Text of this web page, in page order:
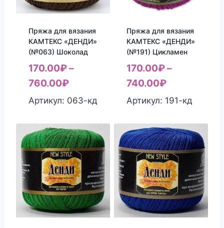
Пряжа для вязания
КАМТЕКС «ДЕНДИ»
(№063) Шоколад
170.00₽–
760.00₽
Артикул: 063-кд
Пряжа для вязания
КАМТЕКС «ДЕНДИ»
(№191) Цикламен
170.00₽–
740.00₽
Артикул: 191-кд